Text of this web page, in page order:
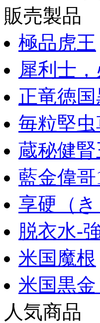
販売製品
極品虎王
犀利士
正竜徳国
毎粒堅
蔵秘健腎
藍金偉哥
享硬（き
脱衣水-
米国魔根
米国黒
人気商品